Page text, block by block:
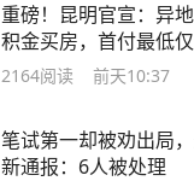
重磅！昆明官宣：异
积金买房，首付最低
20%
2164阅读 前天10:37
笔试第一却被劝出局
新通报：6人被处理